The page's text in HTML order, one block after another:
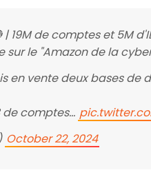
| 19M de comptes et 5M
sur le "Amazon de la
en vente deux bases de
de comptes…
October 22, 2024